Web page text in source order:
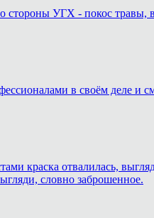
УГХ - покос травы,
в своём деле и
краска отвалилась,
словно заброшенное.